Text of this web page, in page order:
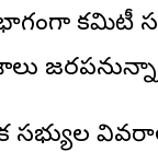
కమిటీ
సభ్యుల